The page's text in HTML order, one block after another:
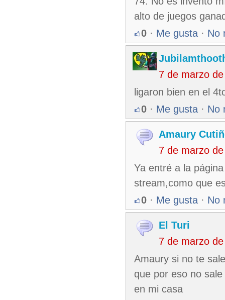
alto de juegos
0 · Me gusta · No
7 de marzo
ligaron bien en el
0 · Me gusta · No
Amaury
7 de marzo
Ya entré a la
stream,como que
0 · Me gusta · No
El Turi
7 de marzo
Amaury si no te
que por eso no
en mi casa